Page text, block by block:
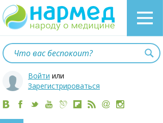
Войти или
Зарегистрироваться